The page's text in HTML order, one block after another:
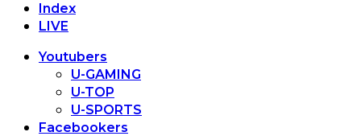
Index
LIVE
Youtubers
U-GAMING
U-TOP
U-SPORTS
Facebookers